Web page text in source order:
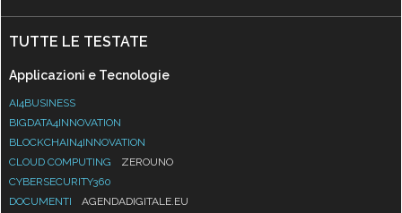
TUTTE LE TESTATE
Applicazioni e Tecnologie
AI4BUSINESS
BIGDATA4INNOVATION
BLOCKCHAIN4INNOVATION
CLOUD COMPUTING
ZEROUNO
CYBERSECURITY360
DOCUMENTI
AGENDADIGITALE.EU